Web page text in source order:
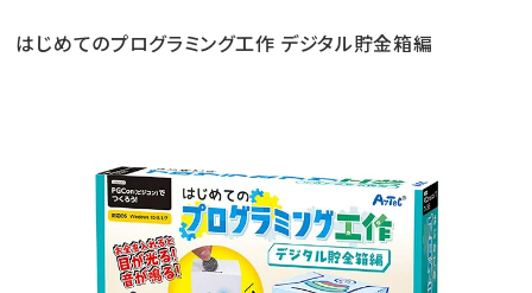
はじめてのプログラミング工作 デジタル貯金箱編